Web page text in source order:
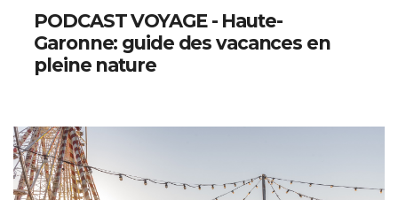
PODCAST VOYAGE - Haute-
Garonne: guide des vacances en
pleine nature